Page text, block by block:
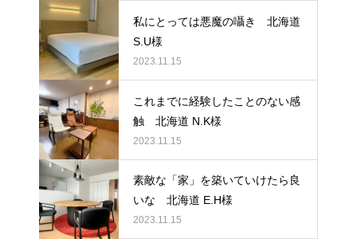
私にとっては悪魔の囁き 北海道
S.U様
2023.11.15
これまでに経験したことのない感
触 北海道 N.K様
2023.11.15
素敵な「家」を築いていけたら良
いな 北海道 E.H様
2023.11.15